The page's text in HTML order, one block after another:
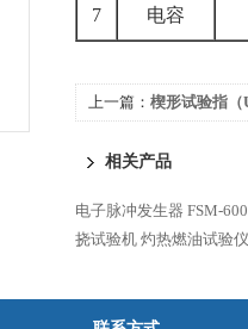
7
电容
上一篇： 楔形试验指
相关产品
电子脉冲发生器 FSM-
挠试验机 灼热燃油试验仪